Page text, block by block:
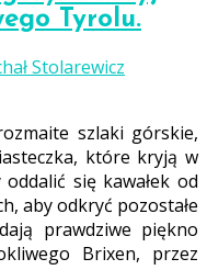
Tyrolu.
Stolarewicz
szlaki górskie,
które kryją w
się kawałek od
aby odkryć pozostałe
prawdziwe piękno
Brixen, przez